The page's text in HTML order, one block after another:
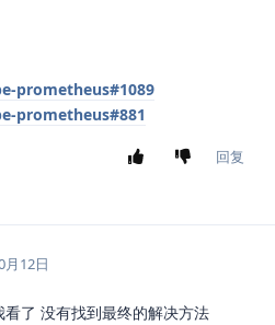
prometheus#1089
prometheus#881
回复
月12日
了 没有找到最终的解决方法